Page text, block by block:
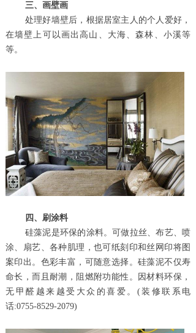
三、画壁画
处理好墙壁后，根据居室主人的个人爱好，
在墙壁上可以画出高山、大海、森林、小溪等
等。
四、刷涂料
硅藻泥是环保的涂料。可做拉丝、布艺、喷
涂、扇艺、各种肌理，也可纸刻印和 丝网印将图
案印出。色彩丰富，可随意选择。硅藻泥不仅寿
命长，而且耐潮，阻燃附功能性。因材料环保，
无甲醛越来越受大众的喜爱。 (装修联系电
话:0755-8529-2079)